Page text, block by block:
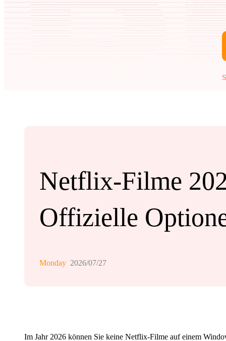
Netflix-Filme
Offizielle
Monday 2026/07/27
Im Jahr 2026 können Sie keine Netflix-Filme auf einem